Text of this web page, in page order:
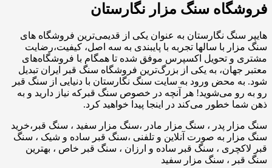
فروشگاه سنگ مزار نگارستان
هایپر سنگ نگارستان به عنوان یکی از قدیمی‌ترین فروشگاه های
سنگ مزار با سالها تجربه با پایبندی به سه اصل، کیفیت،رضایت
مشتری و تحویل اکسپرس موفق شده تا همگام با فروشگاه‌های
معتبر جهان، به یکی از بزرگ‌ترین فروشگاه سنگ قبر ایران تبدیل
شود. به محض ورود به سایت سنگ نگارستان با دنیایی از سنگ قبر
رو به رو می‌شوید! هر آنچه در خصوص سنگ قبرکه نیاز دارید و به
ذهن شما خطور می‌کند در اینجا پیدا خواهید کرد.
سنگ مزار پدر ، سنگ مزار مادر ،سنگ مزار سفید ، سنگ قبر،خرید
سنگ مزار به صورت آنلاین و تلفنی ،سنگ قبر ساده و شیک ، سنگ
قبر لاکچری ، سنگ قبر ساده و ارزان ، سنگ قبر خاص ، بهترین
سنگ قبر ، سنگ مزار سفید